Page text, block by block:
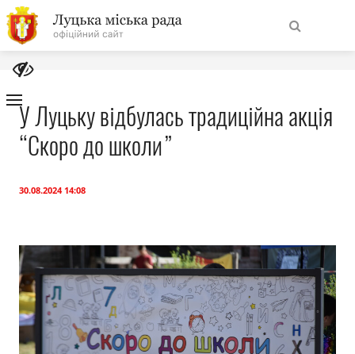
На
головну
НавігаціяПро місто
Бюджет
Публічна інформація
У Луцьку відбулась традиційна акція
“Скоро до школи”
30.08.2024 14:08